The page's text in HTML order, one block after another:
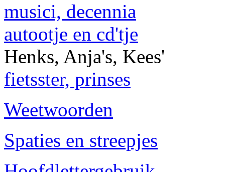
musici, decennia
autootje en cd'tje
Henks, Anja's, Kees'
fietsster, prinses
Weetwoorden
Spaties en streepjes